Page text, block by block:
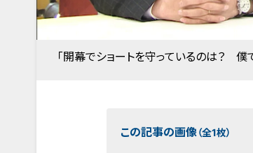
「開幕でショートを守っているのは？
この記事の画像（全1枚）